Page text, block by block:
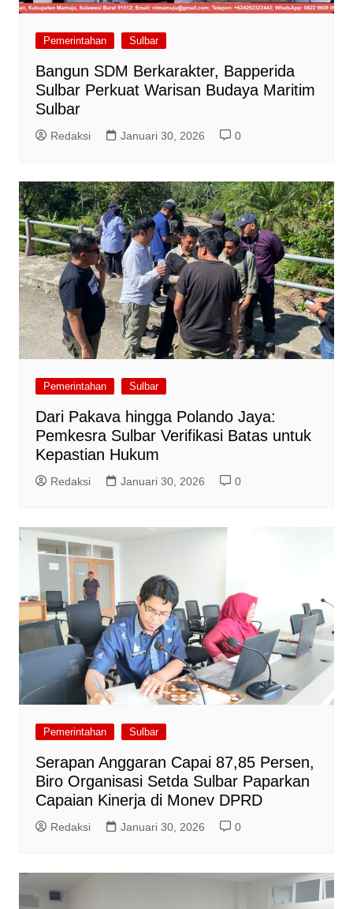
Pemerintahan Sulbar
Bangun SDM Berkarakter, Bapperida
Sulbar Perkuat Warisan Budaya Maritim
Sulbar
Redaksi Januari 30, 2026 0
Pemerintahan Sulbar
Dari Pakava hingga Polando Jaya:
Pemkesra Sulbar Verifikasi Batas untuk
Kepastian Hukum
Redaksi Januari 30, 2026 0
Pemerintahan Sulbar
Serapan Anggaran Capai 87,85 Persen,
Biro Organisasi Setda Sulbar Paparkan
Capaian Kinerja di Monev DPRD
Redaksi Januari 30, 2026 0